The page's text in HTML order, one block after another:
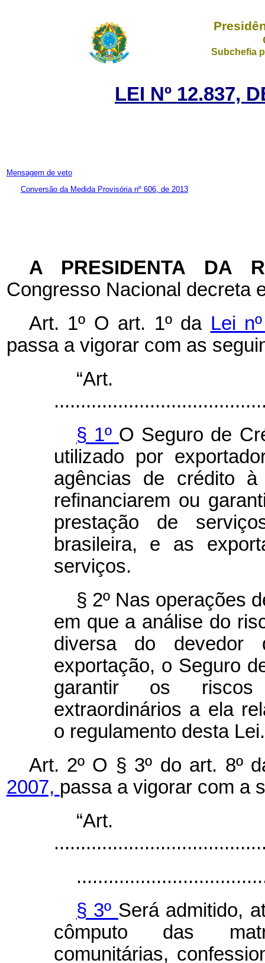
Subchefia
LEI Nº 12.837,
Mensagem de veto
Conversão da Medida Provisória nº 606, de 2013
A PRESIDENTA DA
Congresso Nacional decreta
Art. 1º O art. 1º da Lei
passa a vigorar com as
§ 1º O Seguro de
utilizado por
agências de crédito à
refinanciarem ou
prestação de
brasileira, e as
serviços.
§ 2º Nas operações
em que a análise do
diversa do
exportação, o Seguro
garantir os
extraordinários a ela
o regulamento desta
Art. 2º O § 3º do art. 8º
2007, passa a vigorar com a
§ 3º Será admitido,
cômputo das
comunitárias,